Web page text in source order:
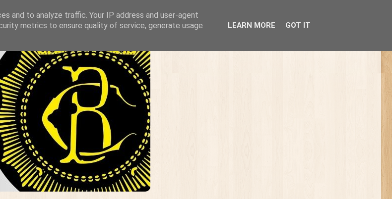
and to analyze traffic. Your IP address and user-agent
metrics to ensure quality of service, generate usage
LEARN MORE GOT IT